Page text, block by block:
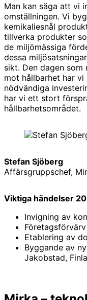
Man kan säga att vi
omställningen. Vi
kemikaliesnål
tillverka produkter
de miljömässiga
dessa
sikt. Den dagen
mot hållbarhet har
nödvändiga
har vi ett stort
hållbarhetsområdet.
Stefan Sjöberg
Affärsgruppschef,
Viktiga händelser
Invigning av
Etablering av
Byggande av
Jakobstad,